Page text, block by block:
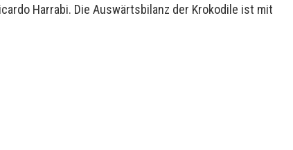
Harrabi. Die Auswärtsbilanz der Krokodile ist mit